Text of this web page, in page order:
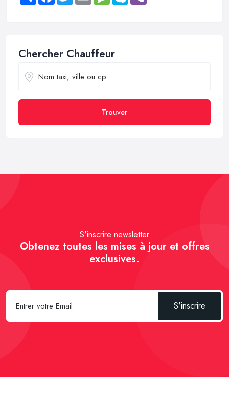
Chercher Chauffeur
Trouver
S'inscrire newsletter
Obtenez toutes les mises à jour et offres
exclusives.
S'inscrire